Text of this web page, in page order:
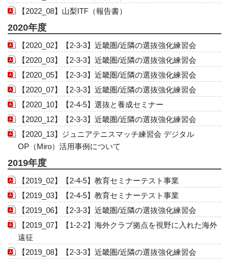
【2022_08】山梨ITF（報告書）
2020年度
【2020_02】【2-3-3】近畿圏/近隣の選抜強化練習会
【2020_03】【2-3-3】近畿圏/近隣の選抜強化練習会
【2020_05】【2-3-3】近畿圏/近隣の選抜強化練習会
【2020_07】【2-3-3】近畿圏/近隣の選抜強化練習会
【2020_10】【2-4-5】選抜と養成セミナー
【2020_12】【2-3-3】近畿圏/近隣の選抜強化練習会
【2020_13】ジュニアテニスマッチ練習会 デジタル
OP（Miro）活用事例について
2019年度
【2019_02】【2-4-5】教育セミナーテスト事業
【2019_03】【2-4-5】教育セミナーテスト事業
【2019_06】【2-3-3】近畿圏/近隣の選抜強化練習会
【2019_07】【1-2-2】海外クラブ拠点を視野に入れた海外
遠征
【2019_08】【2-3-3】近畿圏/近隣の選抜強化練習会